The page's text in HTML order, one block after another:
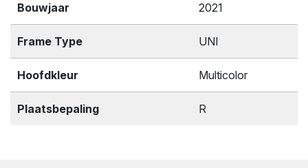
Bouwjaar 2021
Frame Type UNI
Hoofdkleur Multicolor
Plaatsbepaling R